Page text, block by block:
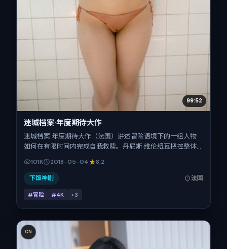
99:52
迷城档案·年度期待大作
迷城档案·年度期待大作（法国）讲述冒险语境下的一组人物
如何在有限时间内完成自我救赎。丹尼斯·维伦纽瓦把控整体
富。影片定于 2018-05-04 起陆续登陆院线与网络平台，春
季档公映，片长104分钟。
101K 2018-05-04 8.2
下饭神剧 法国
#冒险 #4K +3
CN